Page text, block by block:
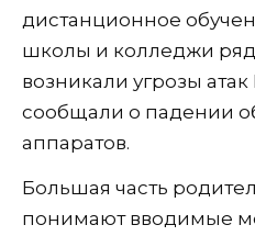
дистанционное
школы и колледжи
возникали угрозы
сообщали о падении
аппаратов.
Большая часть
понимают вводимые